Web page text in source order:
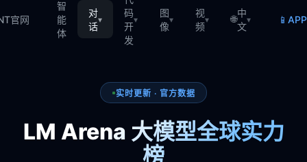
官网
智
能
体
对
话
▾
码
开
发
▾
图
像
▾
视
频
▾ 🌐
中
文
▾ 📱
实时更新 · 官方数据
LM Arena 大模型全球实力
榜